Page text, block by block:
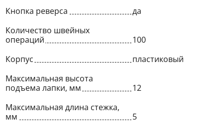
Кнопка реверса
да
Количество швейных
операций
100
Корпус
пластиковый
Максимальная высота
подъема лапки, мм
12
Максимальная длина стежка,
мм
5